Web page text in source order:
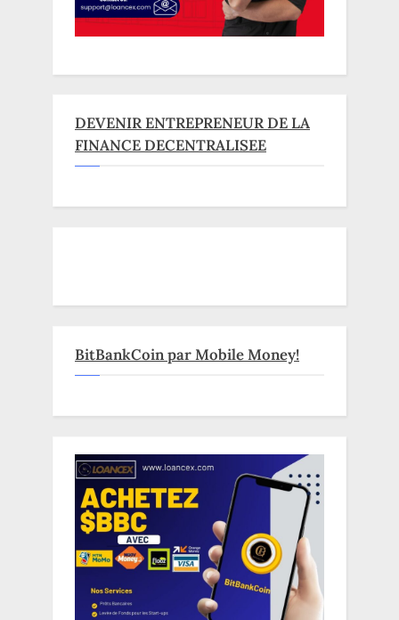
DEVENIR ENTREPRENEUR DE LA
FINANCE DECENTRALISEE
BitBankCoin par Mobile Money!